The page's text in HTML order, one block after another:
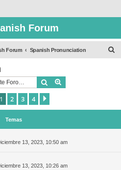
Forum
Forum Spanish Pronunciation
Buscar
1 2 3 4
Temas
13, 2023, 10:50 am
13, 2023, 10:26 am